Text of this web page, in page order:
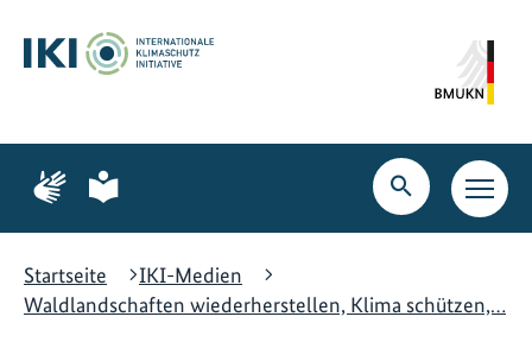
Hauptinhalt
springen
Suche
springen
Hauptnavigation
springen
Zur
Seite
Gebärdensprache
Zur
Seite
leichte
Suche
öffnen
Startseite
IKI-Medien
Waldlandschaften wiederherstellen, Klima schützen,…